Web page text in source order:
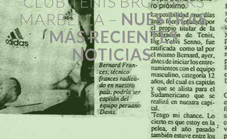
MARBELLA – NUESTRAS
MÁS RECIENTES
NOTICIAS.